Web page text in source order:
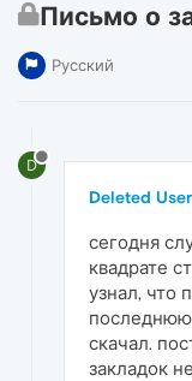
Письмо о
Русский
D
Deleted User
сегодня
квадрате
узнал, что
последнюю
скачал.
закладок